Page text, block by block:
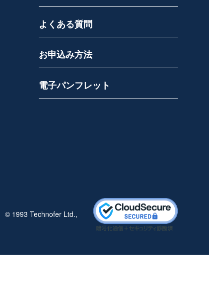
よくある質問
お申込み方法
電子パンフレット
© 1993 Technofer Ltd.,